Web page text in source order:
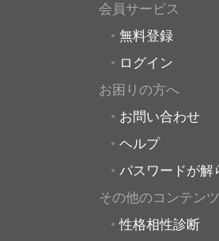
会員サービス
無料登録
ログイン
お困りの方へ
お問い合わせ
ヘルプ
パスワードが解
その他のコンテンツ
性格相性診断